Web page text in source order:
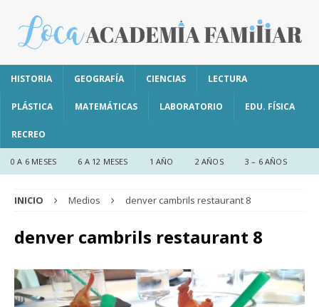
HISTORIA GEOGRAFÍA CIENCIAS LECTURA
PLÁSTICA MATEMÁTICAS LABORATORIO EDU. FÍSICA
RECREO
0 A 6 MESES 6 A 12 MESES 1 AÑO 2 AÑOS 3 – 6 AÑOS
INICIO Medios denver cambrils restaurant 8
denver cambrils restaurant 8